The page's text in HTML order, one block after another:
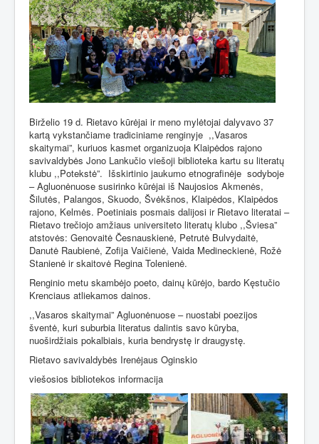
Birželio 19 d. Rietavo kūrėjai ir meno mylėtojai dalyvavo 37
kartą vykstančiame tradiciniame renginyje ,,Vasaros
skaitymai”, kuriuos kasmet organizuoja Klaipėdos rajono
savivaldybės Jono Lankučio viešoji biblioteka kartu su literatų
klubu ,,Potekstė”. Išskirtinio jaukumo etnografinėje sodyboje
– Agluonėnuose susirinko kūrėjai iš Naujosios Akmenės,
Šilutės, Palangos, Skuodo, Švėkšnos, Klaipėdos, Klaipėdos
rajono, Kelmės. Poetiniais posmais dalijosi ir Rietavo literatai –
Rietavo trečiojo amžiaus universiteto literatų klubo ,,Šviesa”
atstovės: Genovaitė Česnauskienė, Petrutė Bulvydaitė,
Danutė Raubienė, Zofija Vaičienė, Vaida Medineckienė, Rožė
Stanienė ir skaitovė Regina Tolenienė.
Renginio metu skambėjo poeto, dainų kūrėjo, bardo Kęstučio
Krenciaus atliekamos dainos.
,,Vasaros skaitymai” Agluonėnuose – nuostabi poezijos
šventė, kuri suburbia literatus dalintis savo kūryba,
nuoširdžiais pokalbiais, kuria bendrystę ir draugystę.
Rietavo savivaldybės Irenėjaus Oginskio
viešosios bibliotekos informacija